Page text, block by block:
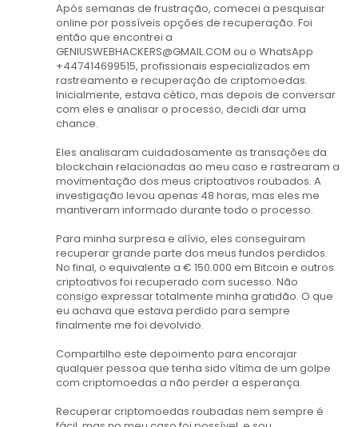
Após semanas de frustração, comecei a pesquisar
online por possíveis opções de recuperação. Foi
então que encontrei a
GENIUSWEBHACKERS@GMAIL.COM ou o WhatsApp
+447414699515, profissionais especializados em
rastreamento e recuperação de criptomoedas.
Inicialmente, estava cético, mas depois de conversar
com eles e analisar o processo, decidi dar uma
chance.
Eles analisaram cuidadosamente as transações da
blockchain relacionadas ao meu caso e rastrearam a
movimentação dos meus criptoativos roubados. A
investigação levou apenas 48 horas, mas eles me
mantiveram informado durante todo o processo.
Para minha surpresa e alívio, eles conseguiram
recuperar grande parte dos meus fundos perdidos.
No final, o equivalente a € 150.000 em Bitcoin e outros
criptoativos foi recuperado com sucesso. Não
consigo expressar totalmente minha gratidão. O que
eu achava que estava perdido para sempre
finalmente me foi devolvido.
Compartilho este depoimento para encorajar
qualquer pessoa que tenha sido vítima de um golpe
com criptomoedas a não perder a esperança.
Recuperar criptomoedas roubadas nem sempre é